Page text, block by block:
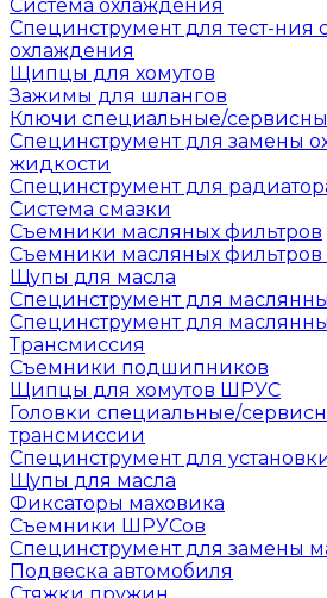
Система охлаждения
Специнструмент для тест-ния
охлаждения
Щипцы для хомутов
Зажимы для шлангов
Ключи специальные/
Специнструмент для замены
жидкости
Специнструмент для
Система смазки
Съемники масляных фильтров
Съемники масляных фильтров
Щупы для масла
Специнструмент для
Специнструмент для
Трансмиссия
Съемники подшипников
Щипцы для хомутов ШРУС
Головки специальные/
трансмиссии
Специнструмент для
Щупы для масла
Фиксаторы маховика
Съемники ШРУСов
Специнструмент для замены
Подвеска автомобиля